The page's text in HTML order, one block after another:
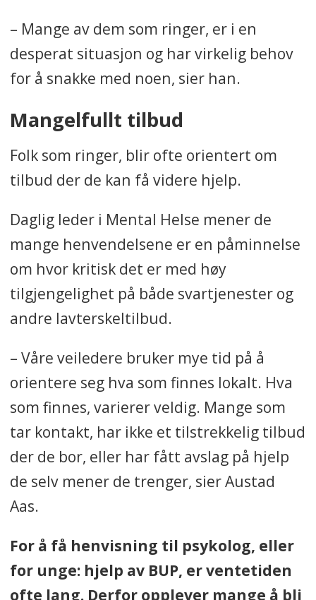
– Mange av dem som ringer, er i en
desperat situasjon og har virkelig behov
for å snakke med noen, sier han.
Mangelfullt tilbud
Folk som ringer, blir ofte orientert om
tilbud der de kan få videre hjelp.
Daglig leder i Mental Helse mener de
mange henvendelsene er en påminnelse
om hvor kritisk det er med høy
tilgjengelighet på både svartjenester og
andre lavterskeltilbud.
– Våre veiledere bruker mye tid på å
orientere seg hva som finnes lokalt. Hva
som finnes, varierer veldig. Mange som
tar kontakt, har ikke et tilstrekkelig tilbud
der de bor, eller har fått avslag på hjelp
de selv mener de trenger, sier Austad
Aas.
For å få henvisning til psykolog, eller
for unge: hjelp av BUP, er ventetiden
ofte lang. Derfor opplever mange å bli